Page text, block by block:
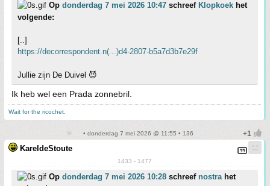
Op donderdag 7 mei 2026 10:47 schreef Klopkoek het
volgende:
[..]
https://decorrespondent.n(...)d4-2807-b5a7d3b7e29f
Jullie zijn De Duivel 😈
Ik heb wel een Prada zonnebril.
Wait for the ricochet.
• donderdag 7 mei 2026 @ 11:55 • 136
KareldeStoute
1433 - 1477
Op donderdag 7 mei 2026 10:28 schreef nostrahet